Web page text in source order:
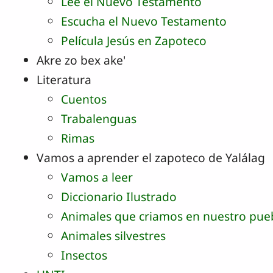
Escucha el Nuevo Testamento
Película Jesús en Zapoteco
Akre zo bex ake'
Literatura
Cuentos
Trabalenguas
Rimas
Vamos a aprender el zapoteco de Yalálag
Vamos a leer
Diccionario Ilustrado
Animales que criamos en nuestro
Animales silvestres
Insectos